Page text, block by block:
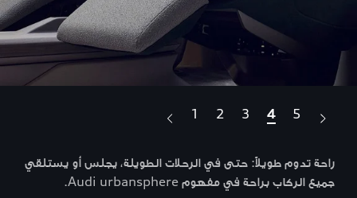
راحة تدوم طويلاً: حتى في الرحلات الطويلة، يجلس أو يستلقي
جميع الركاب براحة في مفهوم Audi urbansphere.
1 2 3 4 5